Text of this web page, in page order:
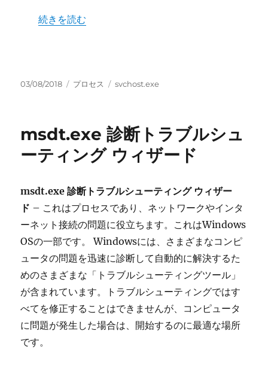
“svchost.exe Windows サービスのホスト プロセス
続きを読む
投
03/08/2018
カ
ー
プロセス
タ
svchost.exe
msdt.exe 診断トラブルシュ
ーティング ウィザード
msdt.exe 診断トラブルシューティング ウィザー
ド – これはプロセスであり、ネットワークやインタ
ーネット接続の問題に役立ちます。これはWindows
OSの一部です。 Windowsには、さまざまなコンピ
ュータの問題を迅速に診断して自動的に解決するた
めのさまざまな「トラブルシューティングツール」
が含まれています。トラブルシューティングではす
べてを修正することはできませんが、コンピュータ
に問題が発生した場合は、開始するのに最適な場所
です。